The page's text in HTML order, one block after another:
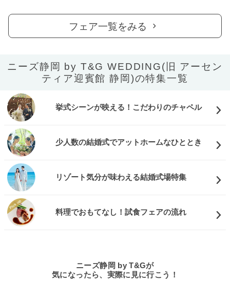
フェア一覧をみる
ニーズ静岡 by T&G WEDDING(旧 アーセン
ティア迎賓館 静岡)の特集一覧
挙式シーンが映える！こだわりのチャペル
少人数の結婚式でアットホームなひととき
リゾート気分が味わえる結婚式場特集
料理でおもてなし！試食フェアの流れ
ニーズ静岡 by T&Gが
気になったら、実際に見に行こう！